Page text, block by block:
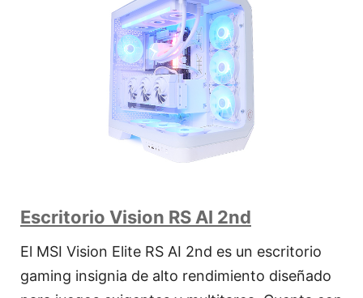
Escritorio Vision RS AI 2nd
El MSI Vision Elite RS AI 2nd es un escritorio
gaming insignia de alto rendimiento diseñado